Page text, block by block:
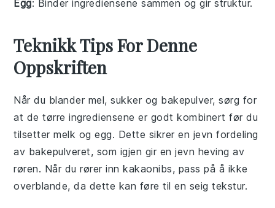
Egg: Binder ingrediensene sammen og gir struktur.
Teknikk Tips For Denne
Oppskriften
Når du blander mel,sukker og bakepulver, sørg for
at de tørre ingrediensene er godt kombinert før du
tilsettermelk ogegg. Dette sikrer en jevn fordeling
av bakepulveret, som igjen gir en jevn heving av
røren. Når du rører innkakaonibs, pass på å ikke
overblande, da dette kan føre til en seig tekstur.